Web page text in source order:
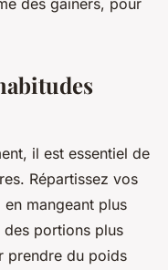
des gainers, pour
il est essentiel de
Répartissez vos
mangeant plus
portions plus
prendre du poids